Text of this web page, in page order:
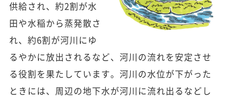
供給され、約2割が水
田や水稲から蒸発散さ
れ、約6割が河川にゆ
るやかに放出されるなど、河川の流れを安定させ
る役割を果たしています。河川の水位が下がった
ときには、周辺の地下水が河川に流れ出るなどし